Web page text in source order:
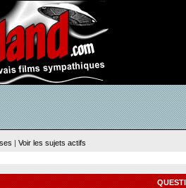
| Voir les sujets actifs